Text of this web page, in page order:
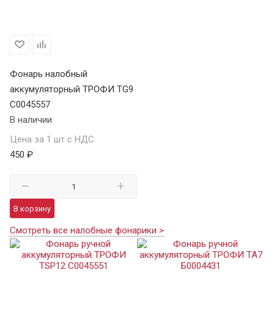
Фонарь налобный
аккумуляторный ТРОФИ TG9
C0045557
В наличии
Цена за 1 шт с НДС
450 ₽
В корзину
Смотреть все налобные фонарики >